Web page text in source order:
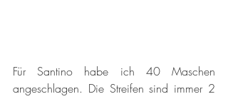
Für Santino habe ich 40 Maschen
angeschlagen. Die Streifen sind immer 2